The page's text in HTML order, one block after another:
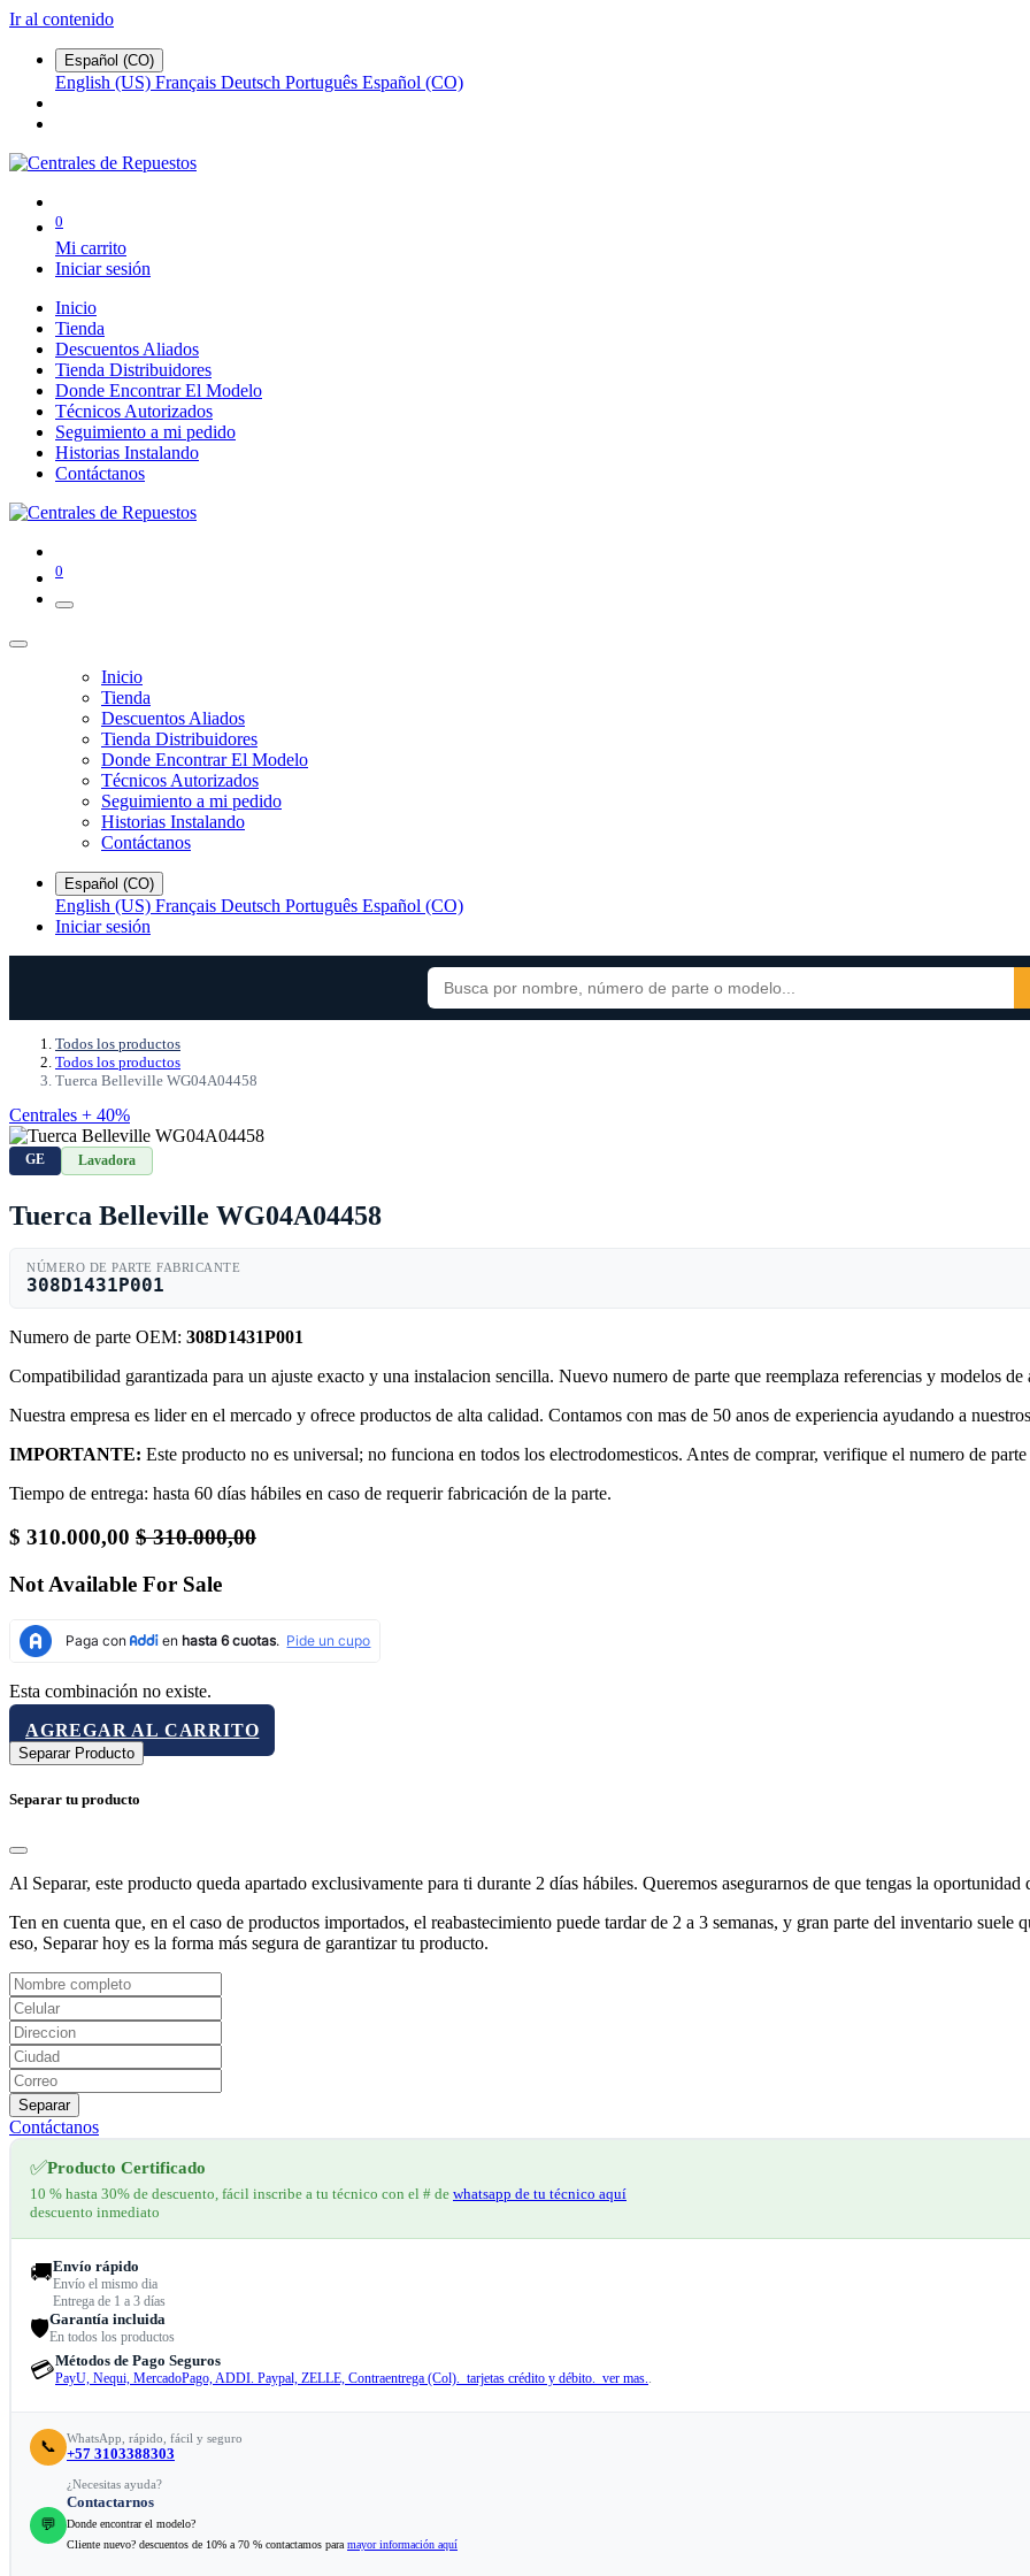
Ir al contenido
Español (CO)
English (US) Français Deutsch Português Español (CO)
0
Mi carrito
Iniciar sesión
Inicio
Tienda
Descuentos Aliados
Tienda Distribuidores
Donde Encontrar El Modelo
Técnicos Autorizados
Seguimiento a mi pedido
Historias Instalando
Contáctanos
0
Inicio
Tienda
Descuentos Aliados
Tienda Distribuidores
Donde Encontrar El Modelo
Técnicos Autorizados
Seguimiento a mi pedido
Historias Instalando
Contáctanos
Español (CO)
English (US) Français Deutsch Português Español (CO)
Iniciar sesión
Todos los productos
Todos los productos
Tuerca Belleville WG04A04458
Centrales + 40%
GE Lavadora
Tuerca Belleville WG04A04458
NÚMERO DE PARTE FABRICANTE
308D1431P001
Numero de parte OEM: 308D1431P001
Compatibilidad garantizada para un ajuste exacto y una instalacion sencilla. Nuevo numero de parte que reemplaza referencias y modelos de
Nuestra empresa es lider en el mercado y ofrece productos de alta calidad. Contamos con mas de 50 anos de experiencia ayudando a
IMPORTANTE: Este producto no es universal; no funciona en todos los electrodomesticos. Antes de comprar, verifique el numero de
Tiempo de entrega: hasta 60 días hábiles en caso de requerir fabricación de la parte.
$ 310.000,00 $310.000,00
Not Available For Sale
Esta combinación no existe.
AGREGAR AL CARRITO
Separar Producto
Separar tu producto
Al Separar, este producto queda apartado exclusivamente para ti durante 2 días hábiles. Queremos asegurarnos de que tengas la oportunidad
Ten en cuenta que, en el caso de productos importados, el reabastecimiento puede tardar de 2 a 3 semanas, y gran parte del inventario
eso, Separar hoy es la forma más segura de garantizar tu producto.
Separar
Contáctanos
✅Producto Certificado
10 % hasta 30% de descuento, fácil inscribe a tu técnico con el # de whatsapp de tu técnico aquí
descuento inmediato
🚚Envío rápido
Envío el mismo dia
Entrega de 1 a 3 días
🛡️Garantía incluida
En todos los productos
💳Métodos de Pago Seguros
PayU, Nequi, MercadoPago, ADDI. Paypal, ZELLE, Contraentrega (Col). tarjetas crédito y débito. ver mas..
📞 WhatsApp, rápido, fácil y seguro
+57 3103388303
💬
¿Necesitas ayuda?
Contactarnos
Donde encontrar el modelo?
Cliente nuevo? descuentos de 10% a 70 % contactamos para mayor información aquí